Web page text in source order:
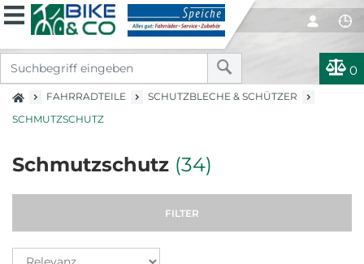
0
FAHRRADTEILE
SCHUTZBLECHE & SCHÜTZER
SCHMUTZSCHUTZ
Schmutzschutz (34)
FILTER